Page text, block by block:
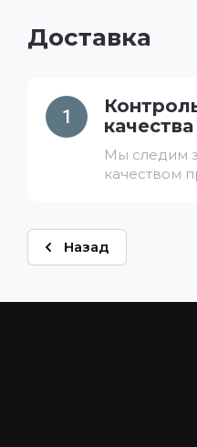
Доставка
1
качества
Мы следим
качеством
Назад